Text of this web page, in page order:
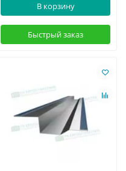
В корзину
Быстрый заказ